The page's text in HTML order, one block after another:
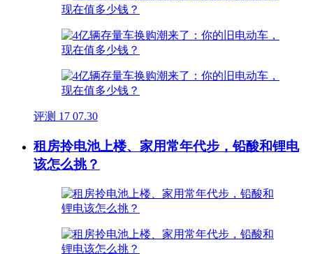
评测 17 07.30
租房拎电池上楼、家用常年代步，铅酸和锂电
该怎么挑？